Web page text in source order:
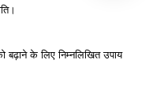
के लिए निम्नलिखित उपाय